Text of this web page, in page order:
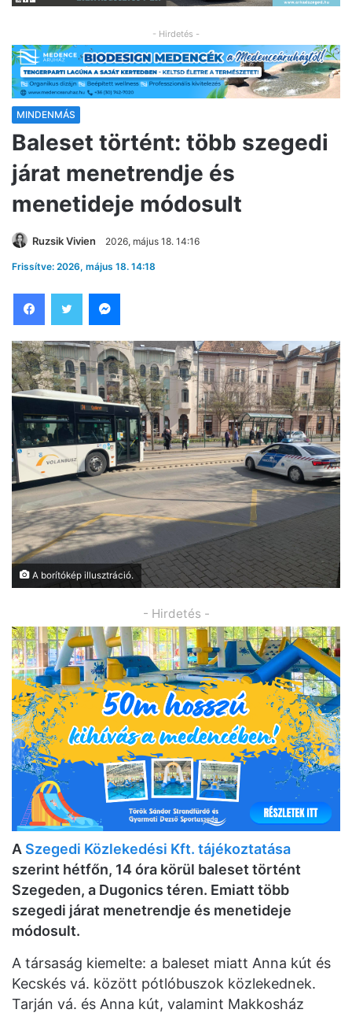
- Hirdetés -
MINDENMÁS
Baleset történt: több szegedi
járat menetrendje és
menetideje módosult
Ruzsik Vivien 2026, május 18. 14:16
Frissítve: 2026, május 18. 14:18
A borítókép illusztráció.
- Hirdetés -
A Szegedi Közlekedési Kft. tájékoztatása
szerint hétfőn, 14 óra körül baleset történt
Szegeden, a Dugonics téren. Emiatt több
szegedi járat menetrendje és menetideje
módosult.
A társaság kiemelte: a baleset miatt Anna kút és
Kecskés vá. között pótlóbuszok közlekednek.
Tarján vá. és Anna kút, valamint Makkosház